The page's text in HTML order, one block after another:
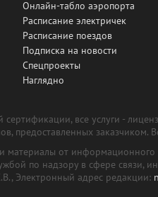
Онлайн-табло аэропорта
Расписание электричек
Расписание поездов
Подписка на новости
Спецпроекты
Наглядно
сертификации, все услуги -
предоставленных
материалы от
по надзору в сфере связи,
Электронный адрес редакции: